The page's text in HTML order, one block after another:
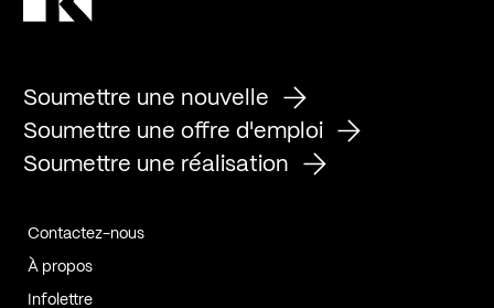
Soumettre une nouvelle
Soumettre une offre d'emploi
Soumettre une réalisation
Contactez-nous
À propos
Infolettre